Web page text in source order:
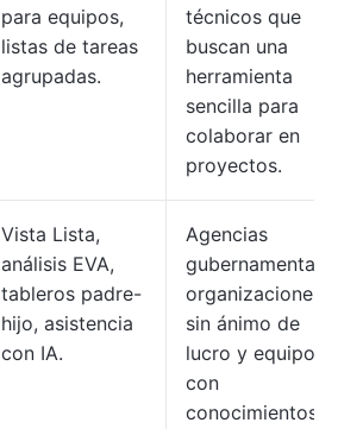
para equipos,
listas de tareas
agrupadas.
técnicos que
buscan una
herramienta
sencilla para
colaborar en
proyectos.
Vista Lista,
análisis EVA,
tableros padre-
hijo, asistencia
con IA.
Agencias
organizaciones
sin ánimo de
lucro y equipos
con
conocimientos